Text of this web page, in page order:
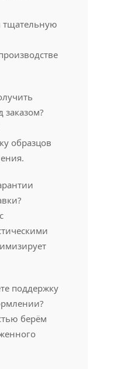
заказом?
образцов
поддержку
берём